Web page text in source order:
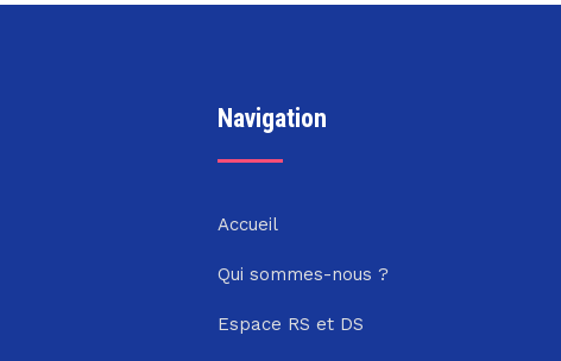
Navigation
Accueil
Qui sommes-nous ?
Espace RS et DS